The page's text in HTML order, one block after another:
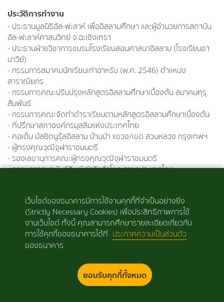
ประวัติการทำงาน
- ประธานมูลนิธิอัล-ฟะลาห์ เพื่ออิสลามศึกษา และผู้อำนวยการสถาบัน
อัล-ฟะลาห์ศาสนวิทย์ จ.ฉะเชิงเทรา
- ประธานฝ่ายวิชาการชมรมโรงเรียนสอนศาสนาอิสลาม (โรงเรียนซา
นาวีย์)
- กรรมการสมาคมนักเรียนเก่าอาหรับ (พ.ศ. 2546) ตำแหน่ง
สาราณียกร
- กรรมการคณะปรับปรุงหลักสูตรอิสลามศึกษาเบื้องต้น สมาคมคุรุ
สัมพันธ์
- กรรมการคณะจัดทำตำราเรียนตามหลักสูตรอิสลามศึกษาเบื้องต้น
- ที่ปรึกษาสภาองค์กรมุสลิมแห่งประเทศไทย
- คอเต็บ มัสยิดนูรุ้ลอิสลาม บ้านป่า แขวง/เขต สวนหลวง กรุงเทพฯ
- ผู้ทรงคุณวุฒิจุฬาราชมนตรี
- รองเลขานุการคณะผู้ทรงคุณวุฒิจุฬาราชมนตรี
- กรรมการสมาพันธ์ศิษย์เก่าอัซฮัรโลก สาขาประเทศไทย
มุสลิม /สำนักอันยุมันอิสลาม /สมาคมกอรีแห่งประเทศไทย /สมาคม
สื่อสารมวลชนมุสลิม /ศูนย์กลางอิสลามแห่งประเทศไทย)
- ผู้ทรงคุณวุฒิในคณะกรรมการส่งเสริมคุณธรรมแห่งชาติ
- วิทยากรในโครงการ ศอ.บต./กอ.รมน.
- หนังสือ/บทความในเว็บไซต์ www.alisuasaming.com
เว็บไซต์ของธนาคารมีการใช้งานคุกกี้ที่จำเป็นอย่างยิ่ง
(Strictly Necessary Cookies) เพื่อประสิทธิภาพการใช้
งานเว็บไซต์ ทั้งนี้ คุณสามารถศึกษารายละเอียดเกี่ยวกับ
การใช้คุกกี้ของธนาคารได้ที่ ประกาศความเป็นส่วนตัว
ของธนาคาร
ยอมรับคุกกี้ทั้งหมด